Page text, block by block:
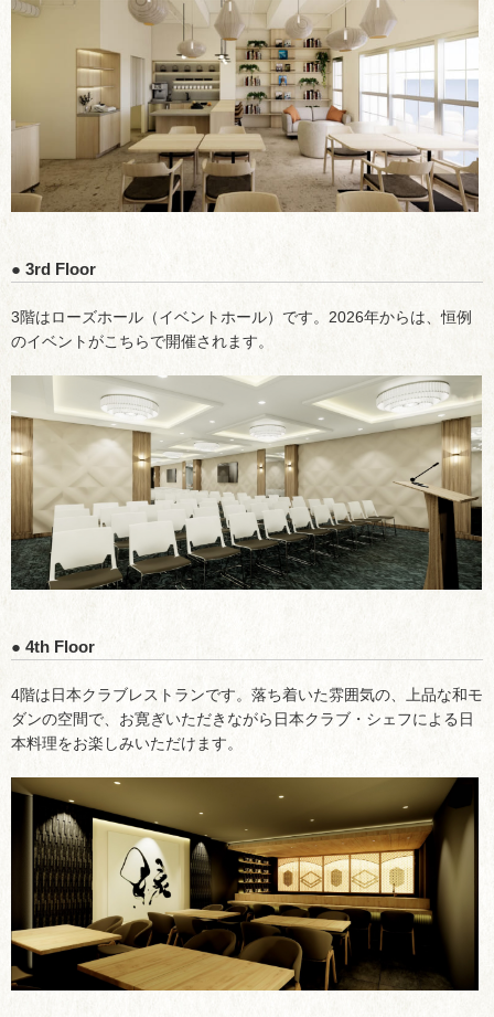
● 3rd Floor
3階はローズホール（イベントホール）です。2026年からは、恒例
のイベントがこちらで開催されます。
● 4th Floor
4階は日本クラブレストランです。落ち着いた雰囲気の、上品な和モ
ダンの空間で、お寛ぎいただきながら日本クラブ・シェフによる日
本料理をお楽しみいただけます。